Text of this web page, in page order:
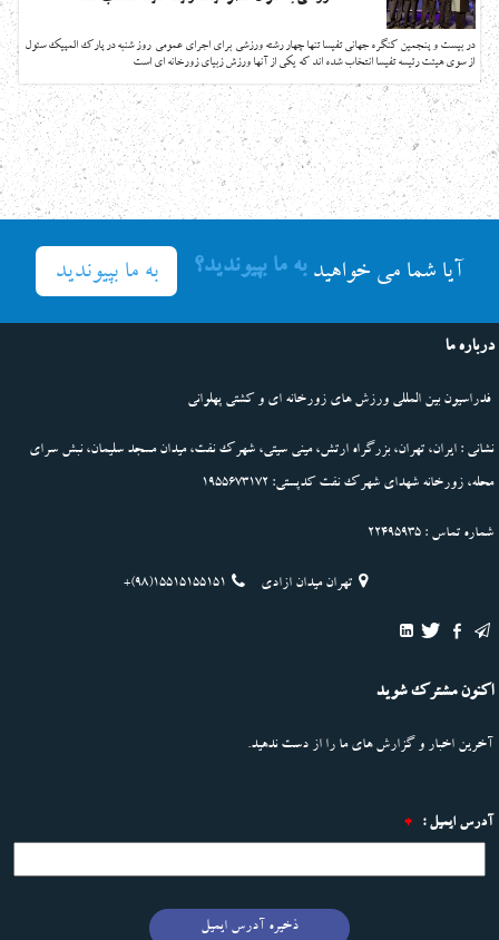
در بیست و پنجمین کنگره جهانی تفیسا تنها چهار رشته ورزشی برای اجرای عمومی روز شنبه در پارک المپیک سئول
از سوی هیئت رئیسه تفیسا انتخاب شده اند که یکی از آنها ورزش زبیای زورخانه ای است
آیا شما می خواهیدبه ما بپیوندید؟ به ما بپیوندید
درباره ما
فدراسیون بین المللی ورزش های زورخانه ای و کشتی پهلوانی
نشانی : ایران، تهران، بزرگراه ارتش، مینی سیتی، شهرک نفت، میدان مسجد سلیمان، نبش سرای
محله، زورخانه شهدای شهرک نفت کدپستی: 1955673172
شماره تماس : 22495935
تهران میدان ازادی +(98)15515155151
اکنون مشترک شوید
آخرین اخبار و گزارش های ما را از دست ندهید.
آدرس ایمیل : *
ذخیره آدرس ایمیل